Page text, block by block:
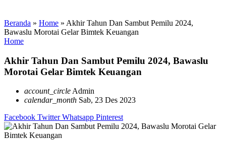
Beranda » Home » Akhir Tahun Dan Sambut Pemilu 2024,
Bawaslu Morotai Gelar Bimtek Keuangan
Home
Akhir Tahun Dan Sambut Pemilu 2024, Bawaslu
Morotai Gelar Bimtek Keuangan
account_circleAdmin
calendar_month Sab, 23 Des 2023
Facebook Twitter Whatsapp Pinterest